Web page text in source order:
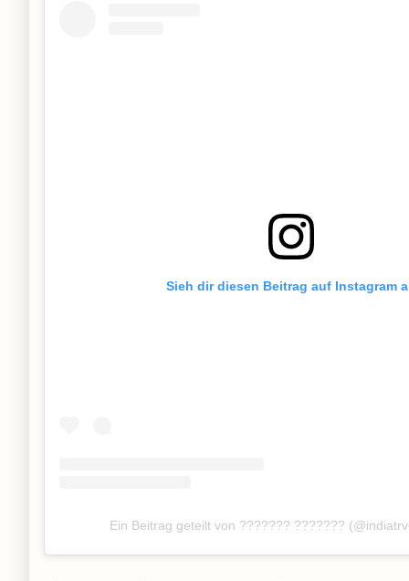
Sieh dir diesen Beitrag auf Instagram
Ein Beitrag geteilt von ??????? ???????